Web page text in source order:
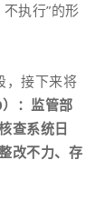
执行”的形
，接下来将
：监管部
查系统日
改不力、存